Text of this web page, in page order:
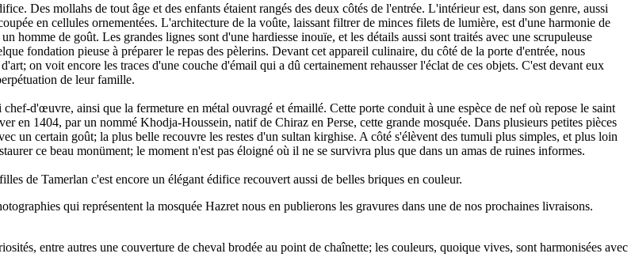
Des mollahs de tout âge et des enfants étaient rangés des deux côtés de l'entrée. L'intérieur est, dans son genre, aussi
en cellules ornementées. L'architecture de la voûte, laissant filtrer de minces filets de lumière, est d'une harmonie de
homme de goût. Les grandes lignes sont d'une hardiesse inouïe, et les détails aussi sont traités avec une scrupuleuse
fondation pieuse à préparer le repas des pèlerins. Devant cet appareil culinaire, du côté de la porte d'entrée, nous
on voit encore les traces d'une couche d'émail qui a dû certainement rehausser l'éclat de ces objets. C'est devant eux
de leur famille.
d'œuvre, ainsi que la fermeture en métal ouvragé et émaillé. Cette porte conduit à une espèce de nef où repose le saint
en 1404, par un nommé Khodja-Houssein, natif de Chiraz en Perse, cette grande mosquée. Dans plusieurs petites pièces
un certain goût; la plus belle recouvre les restes d'un sultan kirghise. A côté s'élèvent des tumuli plus simples, et plus loin
ce beau monüment; le moment n'est pas éloigné où il ne se survivra plus que dans un amas de ruines informes.
de Tamerlan c'est encore un élégant édifice recouvert aussi de belles briques en couleur.
qui représentent la mosquée Hazret nous en publierons les gravures dans une de nos prochaines livraisons.
entre autres une couverture de cheval brodée au point de chaînette; les couleurs, quoique vives, sont harmonisées avec